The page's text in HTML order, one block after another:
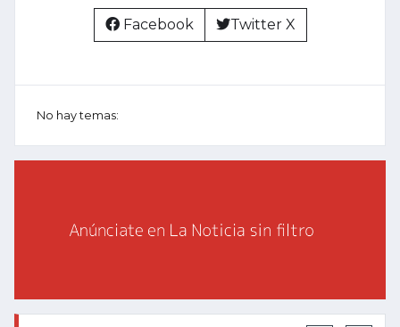
Facebook Twitter X
No hay temas: